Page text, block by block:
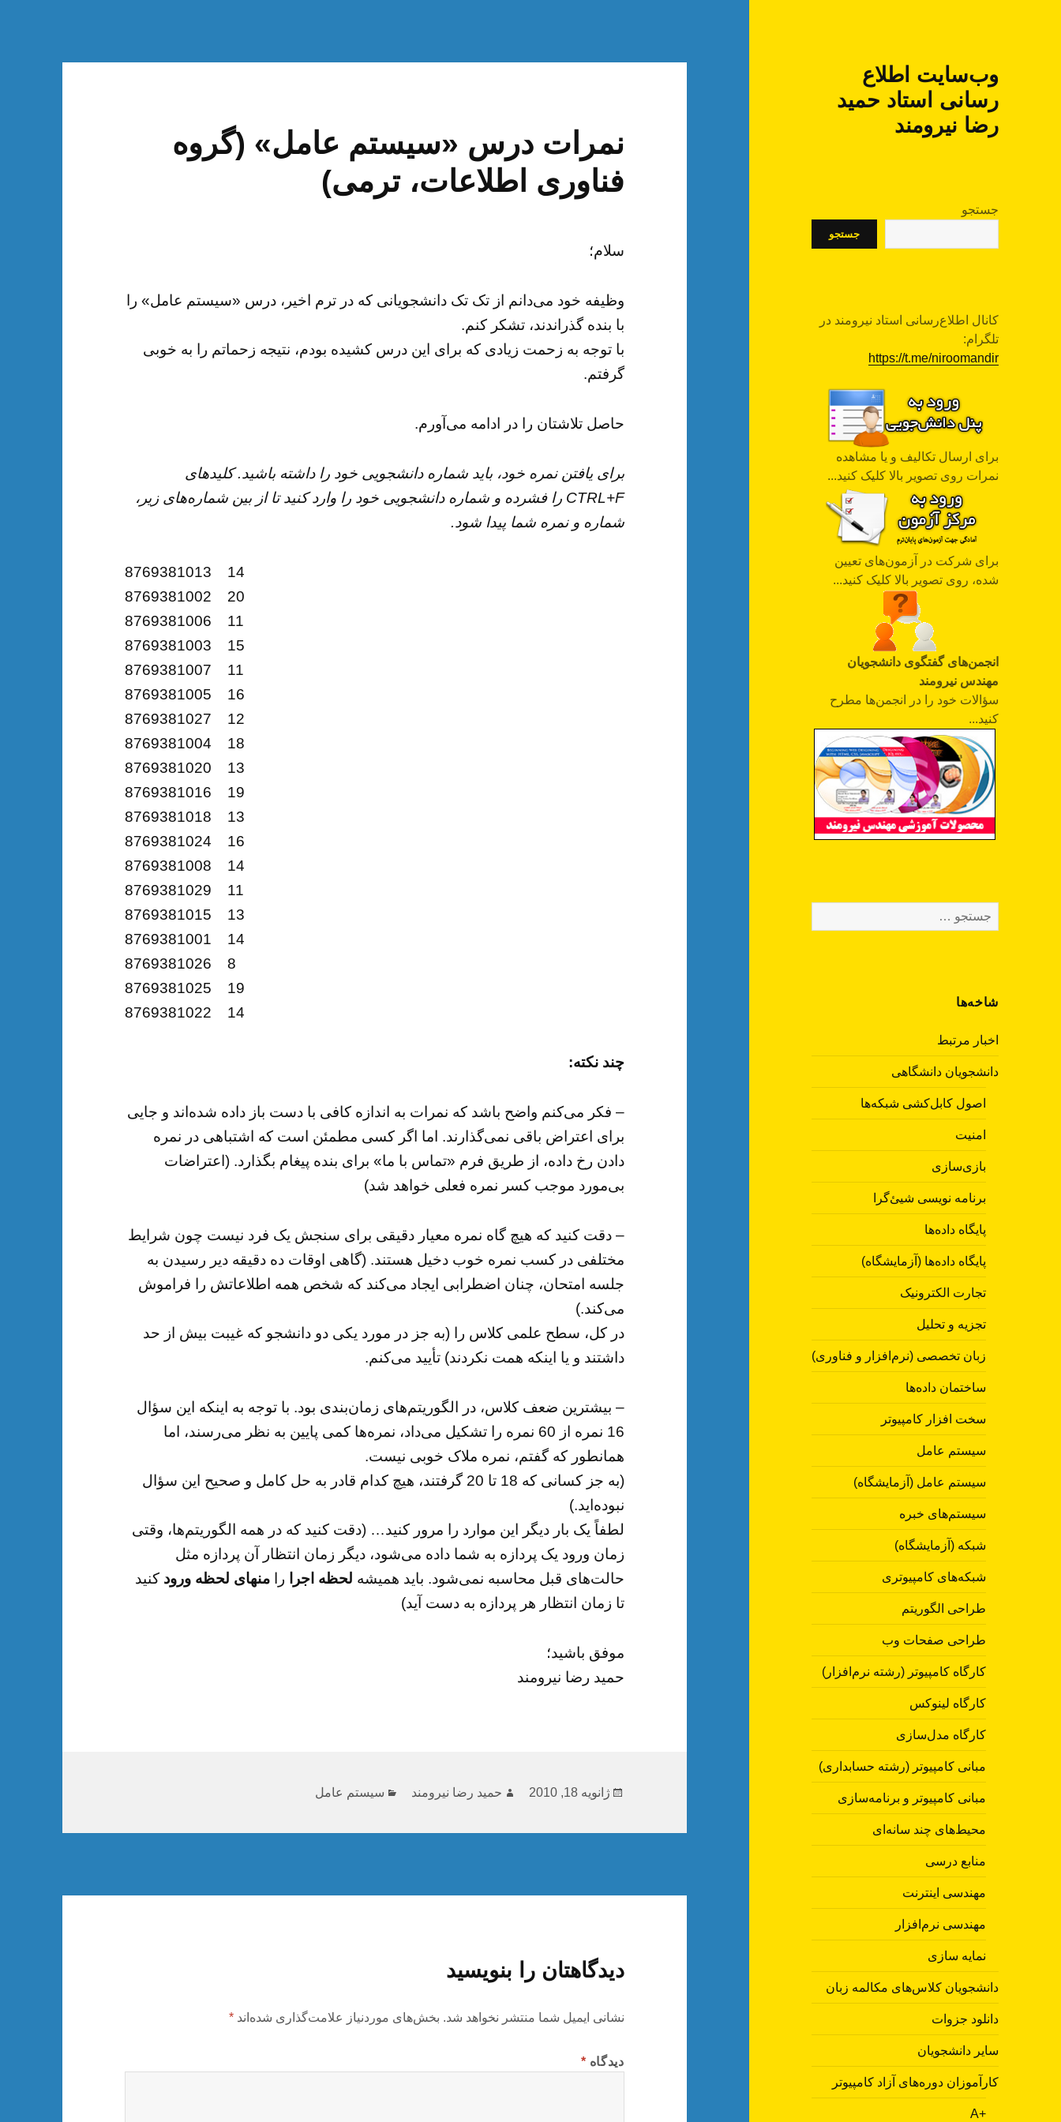
وب‌سایت اطلاع
رسانی استاد حمید
رضا نیرومند
جستجو
جستجو
کانال اطلاع‌رسانی استاد نیرومند در
تلگرام:
https://t.me/niroomandir
برای ارسال تکالیف و یا مشاهده
نمرات روی تصویر بالا کلیک کنید...
برای شرکت در آزمون‌های تعیین
شده، روی تصویر بالا کلیک کنید...
انجمن‌های گفتگوی دانشجویان
مهندس نیرومند
سؤالات خود را در انجمن‌ها مطرح
کنید...
برای:
شاخه‌ها
اخبار مرتبط
دانشجویان دانشگاهی
اصول کابل‌کشی شبکه‌ها
امنیت
بازی‌سازی
برنامه نویسی شیئ‌گرا
پایگاه داده‌ها
پایگاه داده‌ها (آزمایشگاه)
تجارت الکترونیک
تجزیه و تحلیل
زبان تخصصی (نرم‌افزار و فناوری)
ساختمان داده‌ها
سخت افزار کامپیوتر
سیستم عامل
سیستم عامل (آزمایشگاه)
سیستم‌های خبره
شبکه (آزمایشگاه)
شبکه‌های کامپیوتری
طراحی الگوریتم
طراحی صفحات وب
کارگاه کامپیوتر (رشته نرم‌افزار)
کارگاه لینوکس
کارگاه مدل‌سازی
مبانی کامپیوتر (رشته حسابداری)
مبانی کامپیوتر و برنامه‌سازی
محیط‌های چند سانه‌ای
منابع درسی
مهندسی اینترنت
مهندسی نرم‌افزار
نمایه سازی
دانشجویان کلاس‌های مکالمه زبان
دانلود جزوات
سایر دانشجویان
کارآموزان دوره‌های آزاد کامپیوتر
A+‎
نمرات درس «سیستم عامل» (گروه
فناوری اطلاعات، ترمی)
سلام؛
وظیفه خود می‌دانم از تک تک دانشجویانی که در ترم اخیر، درس «سیستم عامل» را
با بنده گذراندند، تشکر کنم.
با توجه به زحمت زیادی که برای این درس کشیده بودم، نتیجه زحماتم را به خوبی
گرفتم.
حاصل تلاشتان را در ادامه می‌آورم.
برای یافتن نمره خود، باید شماره دانشجویی خود را داشته باشید. کلیدهای
CTRL+F را فشرده و شماره دانشجویی خود را وارد کنید تا از بین شماره‌های زیر،
شماره و نمره شما پیدا شود.
8769381013 14
8769381002 20
8769381006 11
8769381003 15
8769381007 11
8769381005 16
8769381027 12
8769381004 18
8769381020 13
8769381016 19
8769381018 13
8769381024 16
8769381008 14
8769381029 11
8769381015 13
8769381001 14
8769381026 8
8769381025 19
8769381022 14
چند نکته:
– فکر می‌کنم واضح باشد که نمرات به اندازه کافی با دست باز داده شده‌اند و جایی
برای اعتراض باقی نمی‌گذارند. اما اگر کسی مطمئن است که اشتباهی در نمره
دادن رخ داده، از طریق فرم «تماس با ما» برای بنده پیغام بگذارد. (اعتراضات
بی‌مورد موجب کسر نمره فعلی خواهد شد)
– دقت کنید که هیچ گاه نمره معیار دقیقی برای سنجش یک فرد نیست چون شرایط
مختلفی در کسب نمره خوب دخیل هستند. (گاهی اوقات ده دقیقه دیر رسیدن به
جلسه امتحان، چنان اضطرابی ایجاد می‌کند که شخص همه اطلاعاتش را فراموش
می‌کند.)
در کل، سطح علمی کلاس را (به جز در مورد یکی دو دانشجو که غیبت بیش از حد
داشتند و یا اینکه همت نکردند) تأیید می‌کنم.
– بیشترین ضعف کلاس، در الگوریتم‌های زمان‌بندی بود. با توجه به اینکه این سؤال
16 نمره از 60 نمره را تشکیل می‌داد، نمره‌ها کمی پایین به نظر می‌رسند، اما
همانطور که گفتم، نمره ملاک خوبی نیست.
(به جز کسانی که 18 تا 20 گرفتند، هیچ کدام قادر به حل کامل و صحیح این سؤال
نبوده‌اید.)
لطفاً یک بار دیگر این موارد را مرور کنید… (دقت کنید که در همه الگوریتم‌ها، وقتی
زمان ورود یک پردازه به شما داده می‌شود، دیگر زمان انتظار آن پردازه مثل
حالت‌های قبل محاسبه نمی‌شود. باید همیشه لحظه اجرا را منهای لحظه ورود کنید
تا زمان انتظار هر پردازه به دست آید)
موفق باشید؛
حمید رضا نیرومند
ارسال
ژانویه 18, 2010 نویسنده
حمید رضا نیرومند دسته‌ها
سیستم عامل
دیدگاهتان را بنویسید
نشانی ایمیل شما منتشر نخواهد شد. بخش‌های موردنیاز علامت‌گذاری شده‌اند*
دیدگاه *